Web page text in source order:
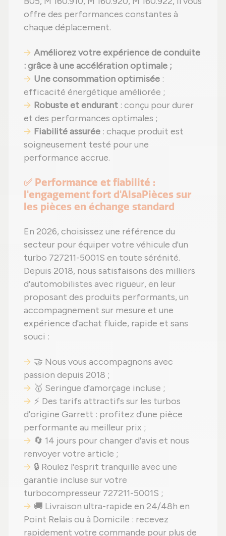
offre des performances constantes à
chaque déplacement.
Améliorez votre expérience de conduite
: grâce à une accélération optimale ;
Une consommation optimisée :
efficacité énergétique améliorée ;
Robuste et endurant : conçu pour durer
et des performances optimales ;
Fiabilité assurée : chaque produit est
soigneusement testé pour une
performance accrue.
✅ Performance et fiabilité :
l'engagement fort d'AlsaPièces sur
les pièces en échange standard
En 2026, choisissez une référence du
secteur pour équiper votre véhicule d'un
turbo 727211-5001S en toute sérénité.
Depuis 2018, nous satisfaisons des milliers
d'automobilistes avec rigueur, en leur
proposant des produits performants, un
accompagnement sur mesure et une
expérience d'achat fluide, rapide et sans
souci :
🤝 Nous vous accompagnons avec
passion depuis 2018 ;
🥇 Seringue d'amorçage incluse ;
⚡ Des tarifs attractifs sur les turbos
d'origine Garrett : profitez d'une pièce
performante au meilleur prix ;
🔄 14 jours pour changer d'avis et nous
renvoyer votre article ;
🔒 Roulez l'esprit tranquille avec une
garantie incluse sur votre
turbocompresseur 727211-5001S ;
🚚 Livraison ultra-rapide en 24/48h en
Point Relais ou à Domicile : recevez
rapidement votre commande pour plus de